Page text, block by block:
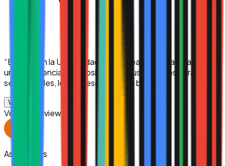
“Estudio en la Universidad Uk en línea y hasta ahora ha sido
una experiencia muy positiva. Me gusta que los horarios
sean flexibles, los profesores están bien pr...
Ver más
Verified Review
Asiel Valdes